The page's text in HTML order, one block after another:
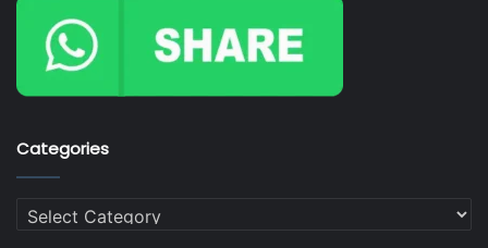
Categories
Categories